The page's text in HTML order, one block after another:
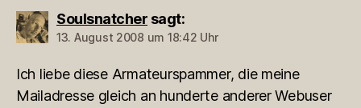
Soulsnatcher sagt:
13. August 2008 um 18:42 Uhr
Ich liebe diese Armateurspammer, die meine
Mailadresse gleich an hunderte anderer Webuser